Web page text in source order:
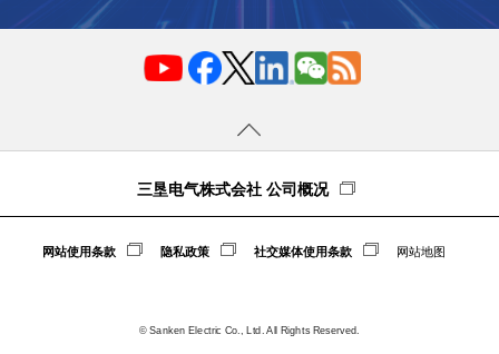
三垦电气株式会社 公司概况
网站使用条款 隐私政策 社交媒体使用条款 网站地图
© Sanken Electric Co., Ltd. All Rights Reserved.